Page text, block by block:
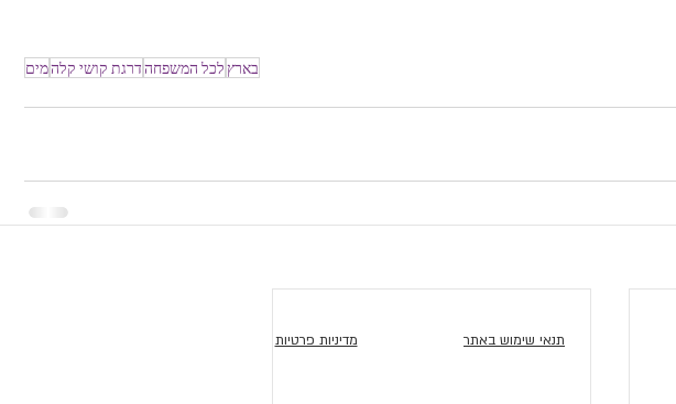
בארץלכל המשפחהדרגת קושי קלהמים
מדיניות פרטיות תנאי שימוש באתר